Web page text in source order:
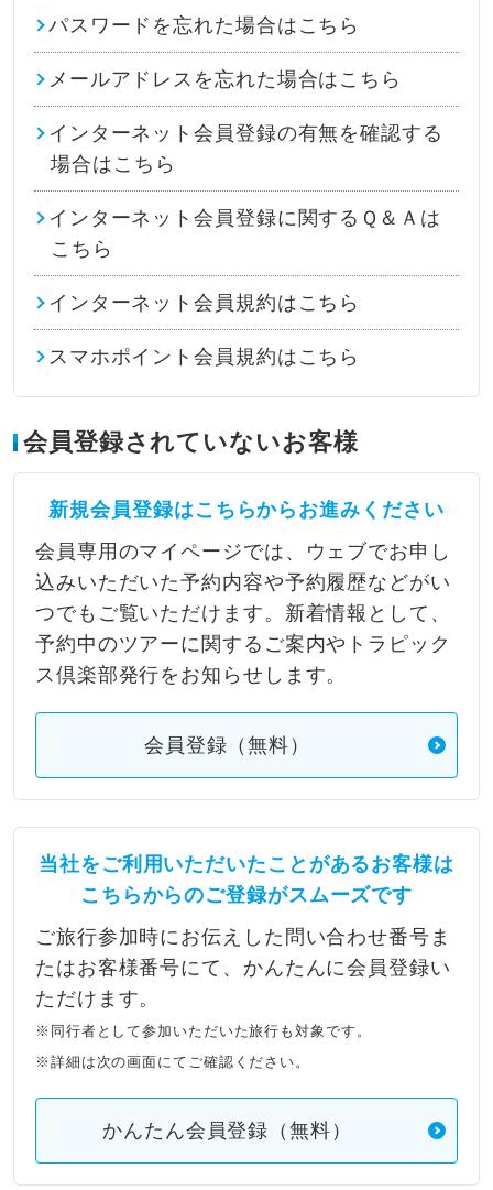
パスワードを忘れた場合はこちら
メールアドレスを忘れた場合はこちら
インターネット会員登録の有無を確認する
場合はこちら
インターネット会員登録に関するＱ＆Ａは
こちら
インターネット会員規約はこちら
スマホポイント会員規約はこちら
会員登録されていないお客様
新規会員登録はこちらからお進みください
会員専用のマイページでは、ウェブでお申し
込みいただいた予約内容や予約履歴などがい
つでもご覧いただけます。新着情報として、
予約中のツアーに関するご案内やトラピック
ス倶楽部発行をお知らせします。
会員登録（無料）
当社をご利用いただいたことがあるお客様は
こちらからのご登録がスムーズです
ご旅行参加時にお伝えした問い合わせ番号ま
たはお客様番号にて、かんたんに会員登録い
ただけます。
※同行者として参加いただいた旅行も対象です。
※詳細は次の画面にてご確認ください。
かんたん会員登録（無料）